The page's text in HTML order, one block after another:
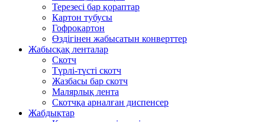
Терезесі бар қораптар
Картон тубусы
Гофрокартон
Өздігінен жабысатын конверттер
Жабысқақ ленталар
Скотч
Түрлі-түсті скотч
Жазбасы бар скотч
Малярлық лента
Скотчқа арналған диспенсер
Жабдықтар